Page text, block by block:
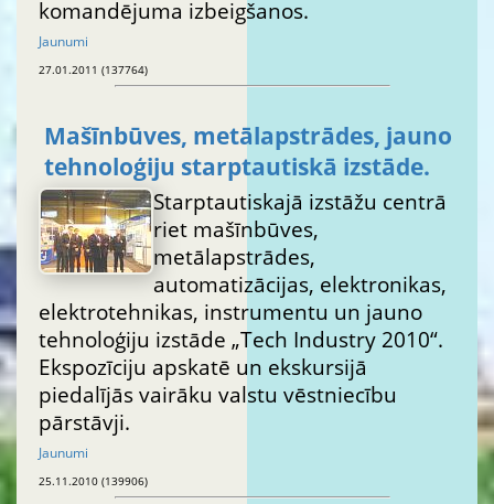
komandējuma izbeigšanos.
Jaunumi
27.01.2011 (137764)
Mašīnbūves, metālapstrādes, jauno
tehnoloģiju starptautiskā izstāde.
Starptautiskajā izstāžu centrā
riet mašīnbūves,
metālapstrādes,
automatizācijas, elektronikas,
elektrotehnikas, instrumentu un jauno
tehnoloģiju izstāde „Tech Industry 2010“.
Ekspozīciju apskatē un ekskursijā
piedalījās vairāku valstu vēstniecību
pārstāvji.
Jaunumi
25.11.2010 (139906)